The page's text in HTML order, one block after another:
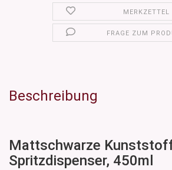
MERKZETTEL
FRAGE ZUM
Beschreibung
Mattschwarze
Spritzdispenser,